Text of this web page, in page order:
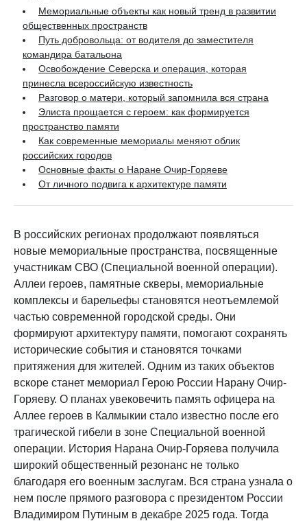
Мемориальные объекты как новый тренд в развитии
общественных пространств
Путь добровольца: от водителя до заместителя
командира батальона
Освобождение Северска и операция, которая
принесла всероссийскую известность
Разговор о матери, который запомнила вся страна
Элиста прощается с героем: как формируется
пространство памяти
Как современные мемориалы меняют облик
российских городов
Основные факты о Наране Очир-Горяеве
От личного подвига к архитектуре памяти
В российских регионах продолжают появляться
новые мемориальные пространства, посвященные
участникам СВО (Специальной военной операции).
Аллеи героев, памятные скверы, мемориальные
комплексы и барельефы становятся неотъемлемой
частью современной городской среды. Они
формируют архитектуру памяти, помогают сохранять
исторические события и становятся точками
притяжения для жителей. Одним из таких объектов
вскоре станет мемориал Герою России Нарану Очир-
Горяеву. О планах увековечить память офицера на
Аллее героев в Калмыкии стало известно после его
трагической гибели в зоне Специальной военной
операции. История Нарана Очир-Горяева получила
широкий общественный резонанс не только
благодаря его военным заслугам. Вся страна узнала о
нем после прямого разговора с президентом России
Владимиром Путиным в декабре 2025 года. Тогда